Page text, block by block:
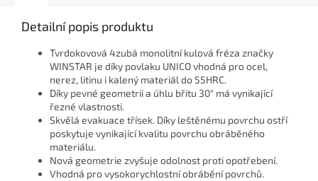
Detailní popis produktu
Tvrdokovová 4zubá monolitní kulová fréza značky
WINSTAR je díky povlaku UNICO vhodná pro ocel,
nerez, litinu i kalený materiál do 55HRC.
Díky pevné geometrii a úhlu břitu 30° má vynikající
řezné vlastnosti.
Skvělá evakuace třísek. Díky leštěnému povrchu ostří
poskytuje vynikající kvalitu povrchu obráběného
materiálu.
Nová geometrie zvyšuje odolnost proti opotřebení.
Vhodná pro vysokorychlostní obrábění povrchů.